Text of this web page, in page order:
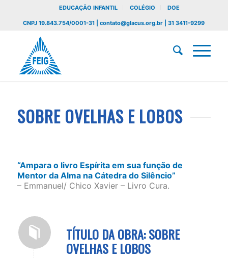
EDUCAÇÃO INFANTIL COLÉGIO DOE
CNPJ 19.843.754/0001-31 | contato@glacus.org.br | 31 3411-9299
SOBRE OVELHAS E LOBOS
“Ampara o livro Espírita em sua função de
Mentor da Alma na Cátedra do Silêncio”
– Emmanuel/ Chico Xavier – Livro Cura.
TÍTULO DA OBRA: SOBRE
OVELHAS E LOBOS